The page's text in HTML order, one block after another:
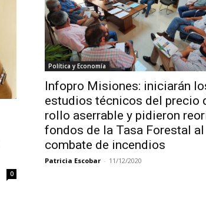
0
Política y Economía
Infopro Misiones: iniciarán
estudios técnicos del precio
rollo aserrable y pidieron
fondos de la Tasa Forestal al
combate de incendios
Patricia Escobar - 11/12/2020